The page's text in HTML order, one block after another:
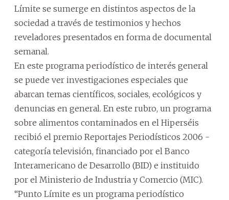
Límite se sumerge en distintos aspectos de la
sociedad a través de testimonios y hechos
reveladores presentados en forma de documental
semanal.
En este programa periodístico de interés general
se puede ver investigaciones especiales que
abarcan temas científicos, sociales, ecológicos y
denuncias en general. En este rubro, un programa
sobre alimentos contaminados en el Hiperséis
recibió el premio Reportajes Periodísticos 2006 -
categoría televisión, financiado por el Banco
Interamericano de Desarrollo (BID) e instituido
por el Ministerio de Industria y Comercio (MIC).
“Punto Límite es un programa periodístico